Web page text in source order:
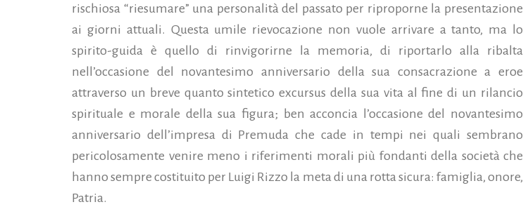
rischiosa “riesumare” una personalità del passato per riproporne la presentazione
ai giorni attuali. Questa umile rievocazione non vuole arrivare a tanto, ma lo
spirito-guida è quello di rinvigorirne la memoria, di riportarlo alla ribalta
nell’occasione del novantesimo anniversario della sua consacrazione a eroe
attraverso un breve quanto sintetico excursus della sua vita al fine di un rilancio
spirituale e morale della sua figura; ben acconcia l’occasione del novantesimo
anniversario dell’impresa di Premuda che cade in tempi nei quali sembrano
pericolosamente venire meno i riferimenti morali più fondanti della società che
hanno sempre costituito per Luigi Rizzo la meta di una rotta sicura: famiglia, onore,
Patria.